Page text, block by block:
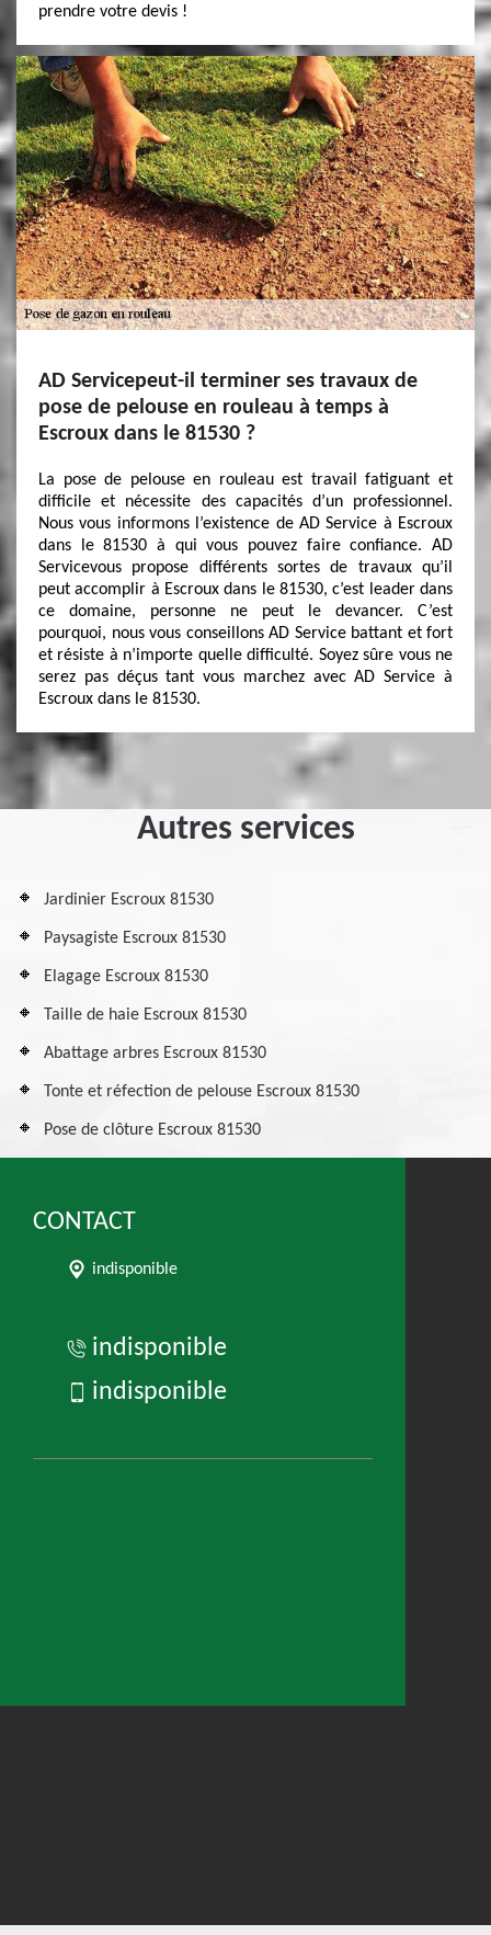
prendre votre devis !
AD Servicepeut-il terminer ses travaux de
pose de pelouse en rouleau à temps à
Escroux dans le 81530 ?
La pose de pelouse en rouleau est travail fatiguant et
difficile et nécessite des capacités d’un professionnel.
Nous vous informons l’existence de AD Service à Escroux
dans le 81530 à qui vous pouvez faire confiance. AD
Servicevous propose différents sortes de travaux qu’il
peut accomplir à Escroux dans le 81530, c’est leader dans
ce domaine, personne ne peut le devancer. C’est
pourquoi, nous vous conseillons AD Service battant et fort
et résiste à n’importe quelle difficulté. Soyez sûre vous ne
serez pas déçus tant vous marchez avec AD Service à
Escroux dans le 81530.
Autres services
Jardinier Escroux 81530
Paysagiste Escroux 81530
Elagage Escroux 81530
Taille de haie Escroux 81530
Abattage arbres Escroux 81530
Tonte et réfection de pelouse Escroux 81530
Pose de clôture Escroux 81530
CONTACT
indisponible
indisponible
indisponible